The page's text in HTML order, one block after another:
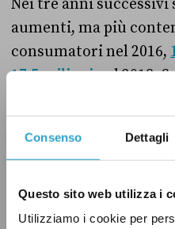
Consenso Dettagli
Questo sito web utilizza i
Utilizziamo i cookie per
aumenti, ma più
consumatori nel 2016,
17,5 milioninel 2018.
tempo 2014-2018,
cento.
Italia.